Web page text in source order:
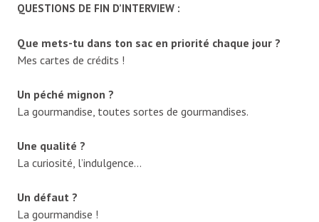
QUESTIONS DE FIN D’INTERVIEW :
Que mets-tu dans ton sac en priorité chaque jour ?
Mes cartes de crédits !
Un péché mignon ?
La gourmandise, toutes sortes de gourmandises.
Une qualité ?
La curiosité, l’indulgence…
Un défaut ?
La gourmandise !